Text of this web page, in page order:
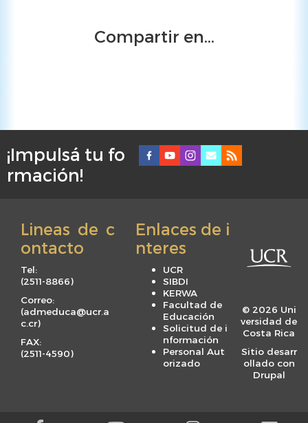
Compartir en...
F
o
¡Impulsá tu fo
rmación!
Lineas de c
ontacto
Tel:
(2511-8866)
Correo:
(admeduca@ucr.a
c.cr)
FAX:
(2511-4590)
Enlaces de i
nteres
UCR
SIBDI
KERWA
Facultad de
Educación
Solicitud de i
nformación
Personal Aut
orizado
© 2026 Uni
versidad de
Costa Rica
Sitio desarr
ollado con
Drupal